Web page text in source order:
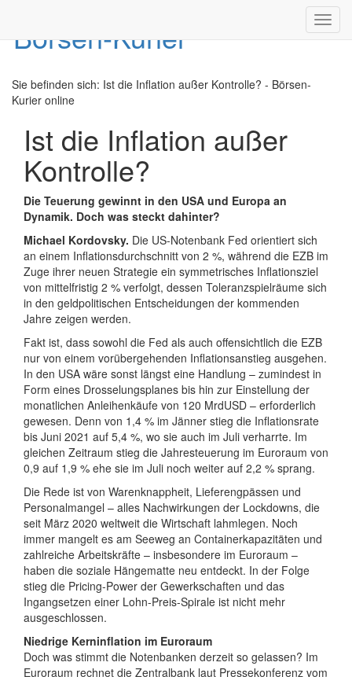
Sie befinden sich: Ist die Inflation außer Kontrolle? - Börsen-
Kurier online
Ist die Inflation außer
Kontrolle?
Die Teuerung gewinnt in den USA und Europa an
Dynamik. Doch was steckt dahinter?
Michael Kordovsky. Die US-Notenbank Fed orientiert sich
an einem Inflationsdurchschnitt von 2 %, während die EZB im
Zuge ihrer neuen Strategie ein symmetrisches Inflationsziel
von mittelfristig 2 % verfolgt, dessen Toleranzspielräume sich
in den geldpolitischen Entscheidungen der kommenden
Jahre zeigen werden.
Fakt ist, dass sowohl die Fed als auch offensichtlich die EZB
nur von einem vorübergehenden Inflationsanstieg ausgehen.
In den USA wäre sonst längst eine Handlung – zumindest in
Form eines Drosselungsplanes bis hin zur Einstellung der
monatlichen Anleihenkäufe von 120 MrdUSD – erforderlich
gewesen. Denn von 1,4 % im Jänner stieg die Inflationsrate
bis Juni 2021 auf 5,4 %, wo sie auch im Juli verharrte. Im
gleichen Zeitraum stieg die Jahresteuerung im Euroraum von
0,9 auf 1,9 % ehe sie im Juli noch weiter auf 2,2 % sprang.
Die Rede ist von Warenknappheit, Lieferengpässen und
Personalmangel – alles Nachwirkungen der Lockdowns, die
seit März 2020 weltweit die Wirtschaft lahmlegen. Noch
immer mangelt es am Seeweg an Containerkapazitäten und
zahlreiche Arbeitskräfte – insbesondere im Euroraum –
haben die soziale Hängematte neu entdeckt. In der Folge
stieg die Pricing-Power der Gewerkschaften und das
Ingangsetzen einer Lohn-Preis-Spirale ist nicht mehr
ausgeschlossen.
Niedrige Kerninflation im Euroraum
Doch was stimmt die Notenbanken derzeit so gelassen? Im
Euroraum rechnet die Zentralbank laut Pressekonferenz vom